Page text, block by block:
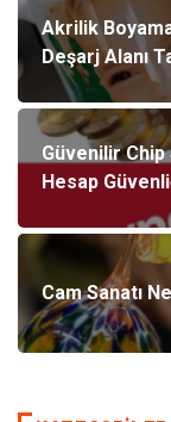
Akrilik
Deşarj Alanı
Güvenilir Chip
Hesap
Cam Sanatı